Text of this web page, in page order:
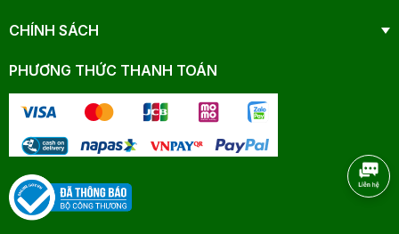
CHÍNH SÁCH
PHƯƠNG THỨC THANH TOÁN